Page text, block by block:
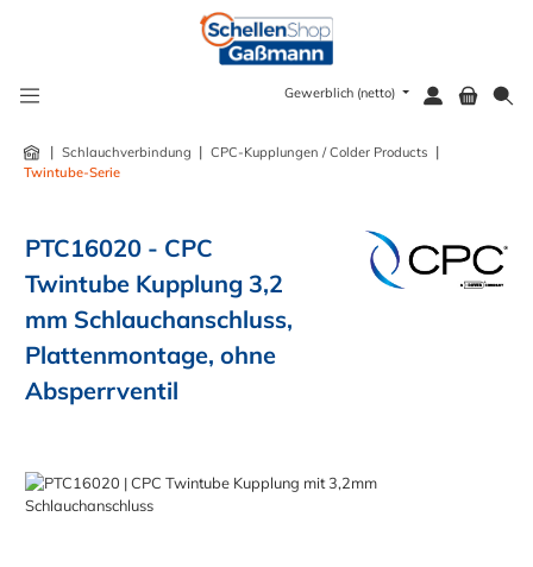
Gewerblich (netto)
| Schlauchverbindung | CPC-Kupplungen / Colder Products |
Twintube-Serie
PTC16020 - CPC
Twintube Kupplung 3,2
mm Schlauchanschluss,
Plattenmontage, ohne
Absperrventil
Bildergalerie überspringen